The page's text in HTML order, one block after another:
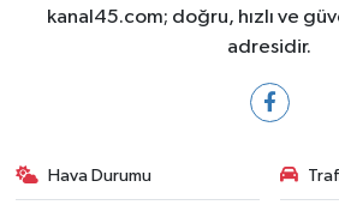
kanal45.com; doğru, hızlı ve
adresidir.
Hava Durumu